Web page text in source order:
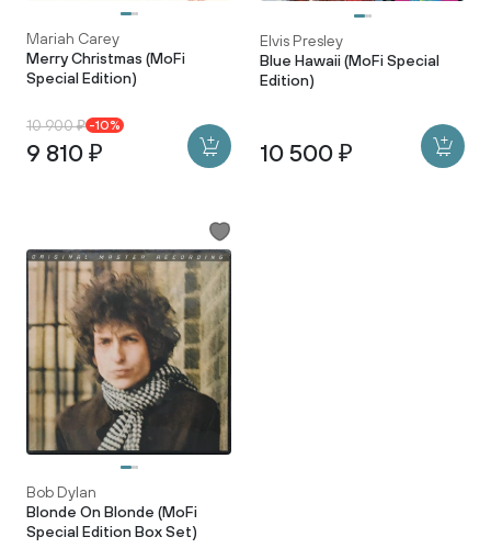
Mariah Carey
Merry Christmas (MoFi
Special Edition)
10 900 ₽ -10%
9 810 ₽
Elvis Presley
Blue Hawaii (MoFi Special
Edition)
10 500 ₽
Bob Dylan
Blonde On Blonde (MoFi
Special Edition Box Set)